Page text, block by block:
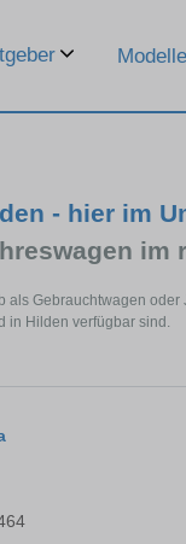
Modelle
- hier im
im
Gebrauchtwagen
in Hilden verfügbar sind.